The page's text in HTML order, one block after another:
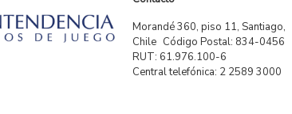
Morandé 360, piso 11, Santiago,
Chile Código Postal: 834-0456
RUT: 61.976.100-6
Central telefónica: 2 2589 3000